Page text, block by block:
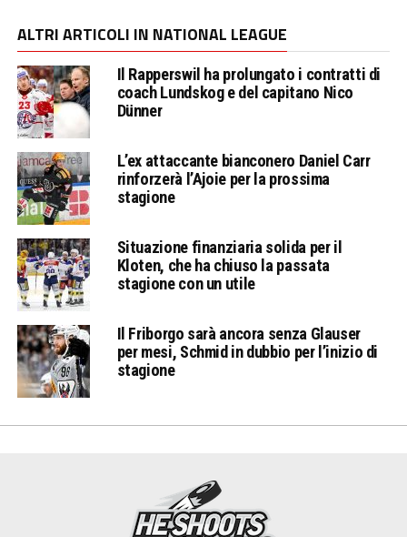
ALTRI ARTICOLI IN NATIONAL LEAGUE
Il Rapperswil ha prolungato i contratti di
coach Lundskog e del capitano Nico
Dünner
L’ex attaccante bianconero Daniel Carr
rinforzerà l’Ajoie per la prossima
stagione
Situazione finanziaria solida per il
Kloten, che ha chiuso la passata
stagione con un utile
Il Friborgo sarà ancora senza Glauser
per mesi, Schmid in dubbio per l’inizio di
stagione